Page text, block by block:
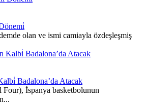
olan ve ismi camiayla özdeşleşmiş
Badalona’da Atacak
İspanya basketbolunun